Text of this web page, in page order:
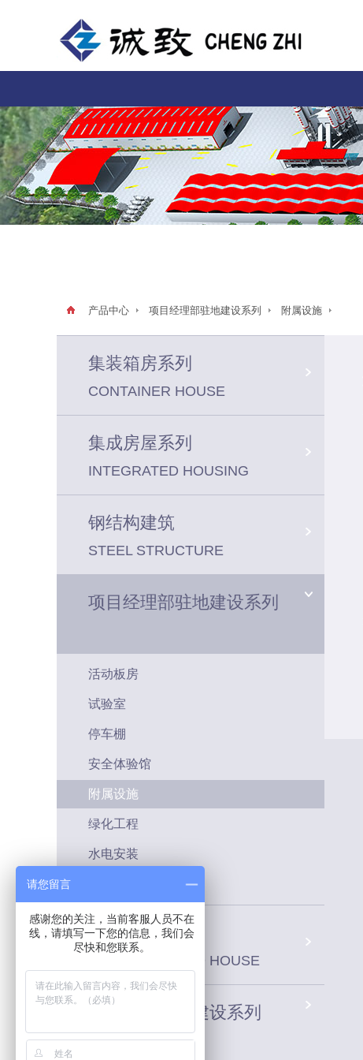
产品中心 项目经理部驻地建设系列 附属设施
集装箱房系列
CONTAINER HOUSE
集成房屋系列
INTEGRATED HOUSING
钢结构建筑
STEEL STRUCTURE
项目经理部驻地建设系列
活动板房
试验室
停车棚
安全体验馆
附属设施
绿化工程
水电安装
活动板房系列
PREFABRICATED HOUSE
建筑工地场站建设系列
请您留言
感谢您的关注，当前客服人员不在
线，请填写一下您的信息，我们会
尽快和您联系。